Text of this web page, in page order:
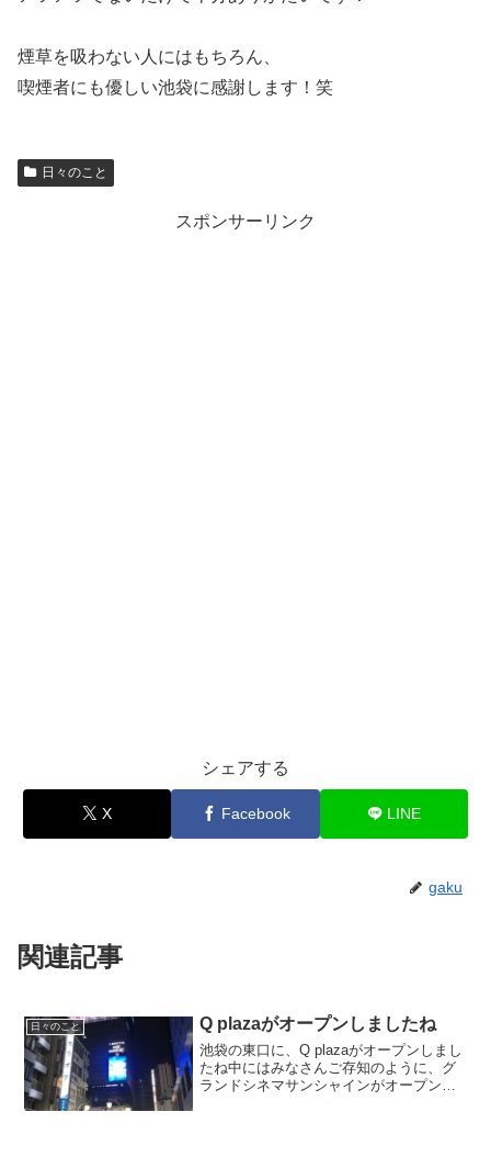
煙草を吸わない人にはもちろん、
喫煙者にも優しい池袋に感謝します！笑
日々のこと
スポンサーリンク
シェアする
X Facebook LINE
gaku
関連記事
日々のこと Q plazaがオープンしましたね
池袋の東口に、Q plazaがオープンしまし
たね中にはみなさんご存知のように、グ
ランドシネマサンシャインがオープンし